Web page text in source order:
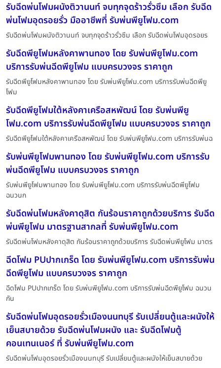
รับฉีดพ่นโฟมผนังติวานนท์ จบทุกจุดร้าวรั่วซึม เลือก รับฉีด
พ่นโฟมอุดรอยรั่ว มืออาชีพที่ รับพ่นพียูโฟม.com
รับฉีดพ่นโฟมผนังติวานนท์ จบทุกจุดร้าวรั่วซึม เลือก รับฉีดพ่นโฟมอุดรอยร
รับฉีดพียูโฟมหลังคาพานทอง โดย รับพ่นพียูโฟม.com
บริการรับพ่นฉีดพียูโฟม แบบครบวงจร ราคาถูก
รับฉีดพียูโฟมหลังคาพานทอง โดย รับพ่นพียูโฟม.com บริการรับพ่นฉีดพียู
โฟม
รับฉีดพียูโฟมใต้หลังคาเครือสหพัฒน์ โดย รับพ่นพียู
โฟม.com บริการรับพ่นฉีดพียูโฟม แบบครบวงจร ราคาถูก
รับฉีดพียูโฟมใต้หลังคาเครือสหพัฒน์ โดย รับพ่นพียูโฟม.com บริการรับพ่นฉ
รับพ่นพียูโฟมพานทอง โดย รับพ่นพียูโฟม.com บริการรับ
พ่นฉีดพียูโฟม แบบครบวงจร ราคาถูก
รับพ่นพียูโฟมพานทอง โดย รับพ่นพียูโฟม.com บริการรับพ่นฉีดพียูโฟม
ฉนวนก
รับฉีดพ่นโฟมหลังคาดุสิต กันร้อนราคาถูกด้วยบริการ รับฉีด
พ่นพียูโฟม มาตรฐานสากลที่ รับพ่นพียูโฟม.com
รับฉีดพ่นโฟมหลังคาดุสิต กันร้อนราคาถูกด้วยบริการ รับฉีดพ่นพียูโฟม มาตร
ฉีดโฟม PUปากเกร็ด โดย รับพ่นพียูโฟม.com บริการรับพ่น
ฉีดพียูโฟม แบบครบวงจร ราคาถูก
ฉีดโฟม PUปากเกร็ด โดย รับพ่นพียูโฟม.com บริการรับพ่นฉีดพียูโฟม ฉนวน
กัน
รับฉีดพ่นโฟมอุดรอยรั่วเมืองนนทบุรี รับเปลี่ยนตู้และผนังให้
เย็นสบายด้วย รับฉีดพ่นโฟมผนัง และ รับฉีดโฟมตู้
คอนเทนเนอร์ ที่ รับพ่นพียูโฟม.com
รับฉีดพ่นโฟมอุดรอยรั่วเมืองนนทบุรี รับเปลี่ยนตู้และผนังให้เย็นสบายด้วย